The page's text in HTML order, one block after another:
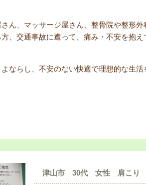
ん、マッサージ屋さん、整骨院や整形
、交通事故に遭って、痛み・不安を抱
ならし、不安のない快適で理想的な生活
津山市 30代 女性 肩こり